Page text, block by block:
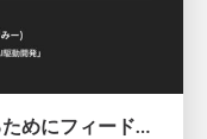
最高のシステムプロンプトを作るためにフィードバック機能を導入した話